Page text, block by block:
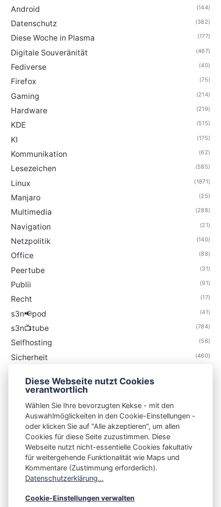
Android (144)
Datenschutz (382)
Diese Woche in Plasma (177)
Digitale Souveränität (467)
Fediverse (40)
Firefox (75)
Gaming (214)
Hardware (219)
KDE (515)
KI (175)
Kommunikation (62)
Lesezeichen (585)
Linux (1871)
Manjaro (25)
Multimedia (288)
Navigation (21)
Netzpolitik (140)
Office (88)
Peertube (31)
Publii (91)
Recht (17)
s3n📢pod (41)
s3n📺tube (784)
Selfhosting (56)
Sicherheit (460)
Thunderbird
S3N🧩NET
Integrating Open-Source Blog Network (iOSBN)
Impressum
Kontakt
Diese Webseite nutzt Cookies
verantwortlich
Wählen Sie Ihre bevorzugten Kekse - mit den
Auswahlmöglickeiten in den Cookie-Einstellungen -
oder klicken Sie auf "Alle akzeptieren", um allen
Cookies für diese Seite zuzustimmen. Diese
Webseite nutzt nicht-essentielle Cookies fakultativ
für weitergehende Funktionalität wie Maps und
Kommentare (Zustimmung erforderlich).
Datenschutzerklärung...
Cookie-Einstellungen verwalten